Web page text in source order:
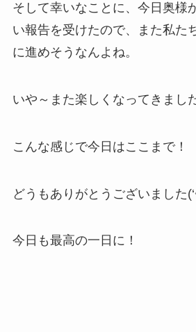
そして幸いなことに、今日奥様
い報告を受けたので、また私た
に進めそうなんよね。
いや～また楽しくなってきまし
こんな感じで今日はここまで！
どうもありがとうございました
今日も最高の一日に！